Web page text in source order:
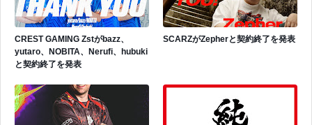
CREST GAMING Zstがbazz、
yutaro、NOBITA、Nerufi、hubuki
と契約終了を発表
SCARZがZepherと契約終了を発表